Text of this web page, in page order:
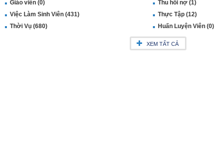
Giáo viên (0)
Thu hồi nợ (1)
Việc Làm Sinh Viên (431)
Thực Tập (12)
Thời Vụ (680)
Huấn Luyện Viên (0)
XEM TẤT CẢ